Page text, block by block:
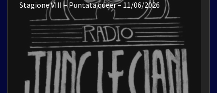
Stagione VIII – Puntata queer – 11/06/2026